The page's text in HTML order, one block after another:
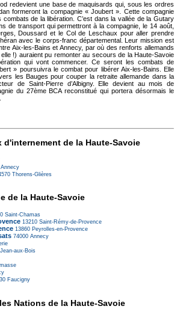
redevient une base de maquisards qui, sous les ordres
formeront la compagnie « Joubert ». Cette compagnie
de la libération. C’est dans la vallée de la Gutary
de transport qui permettront à la compagnie, le 14 août,
Doussard et le Col de Leschaux pour aller prendre
avec le corps-franc départemental. Leur mission est
Aix-les-Bains et Annecy, par où des renforts allemands
!) auraient pu remonter au secours de la Haute-Savoie
qui vont commencer. Ce seront les combats de
» poursuivra le combat pour libérer Aix-les-Bains. Elle
les Bauges pour couper la retraite allemande dans la
de Saint-Pierre d’Albigny. Elle devient au mois de
du 27ème BCA reconstitué qui portera désormais le
d'internement de la Haute-Savoie
Annecy
Thorens-Glières
de la Haute-Savoie
Saint-Chamas
13210 Saint-Rémy-de-Provence
13860 Peyrolles-en-Provence
74000 Annecy
aux-Bois
Faucigny
Nations de la Haute-Savoie